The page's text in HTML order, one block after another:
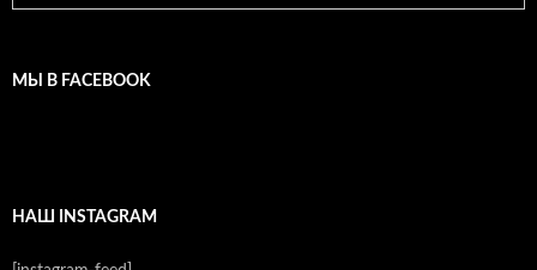
МЫ В FACEBOOK
НАШ INSTAGRAM